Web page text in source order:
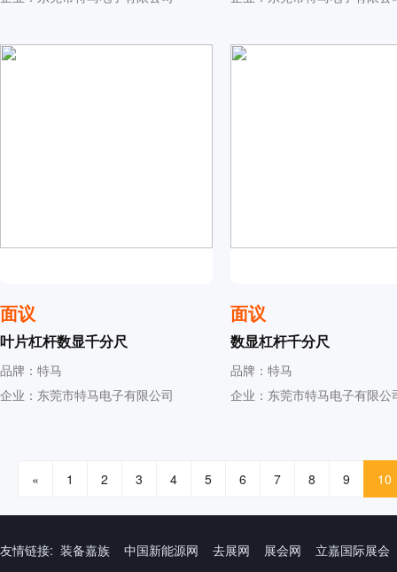
面议
叶片杠杆数显千分尺
品牌：特马
企业：东莞市特马电子有限公司
面议
数显杠杆千分尺
品牌：特马
企业：东莞市特马电子有限公
« 1 2 3 4 5 6 7 8 9 10
友情链接: 装备嘉族 中国新能源网 去展网 展会网 立嘉国际展会